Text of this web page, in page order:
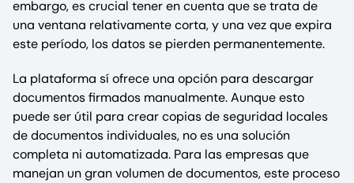
embargo, es crucial tener en cuenta que se trata de
una ventana relativamente corta, y una vez que expira
este período, los datos se pierden permanentemente.
La plataforma sí ofrece una opción para descargar
documentos firmados manualmente. Aunque esto
puede ser útil para crear copias de seguridad locales
de documentos individuales, no es una solución
completa ni automatizada. Para las empresas que
manejan un gran volumen de documentos, este proceso